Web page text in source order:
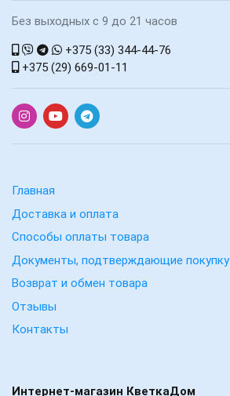
Без выходных с 9 до 21 часов
+375 (33) 344-44-76
+375 (29) 669-01-11
Главная
Доставка и оплата
Способы оплаты товара
Документы, подтверждающие покупку
Возврат и обмен товара
Отзывы
Контакты
Интернет-магазин КветкаДом